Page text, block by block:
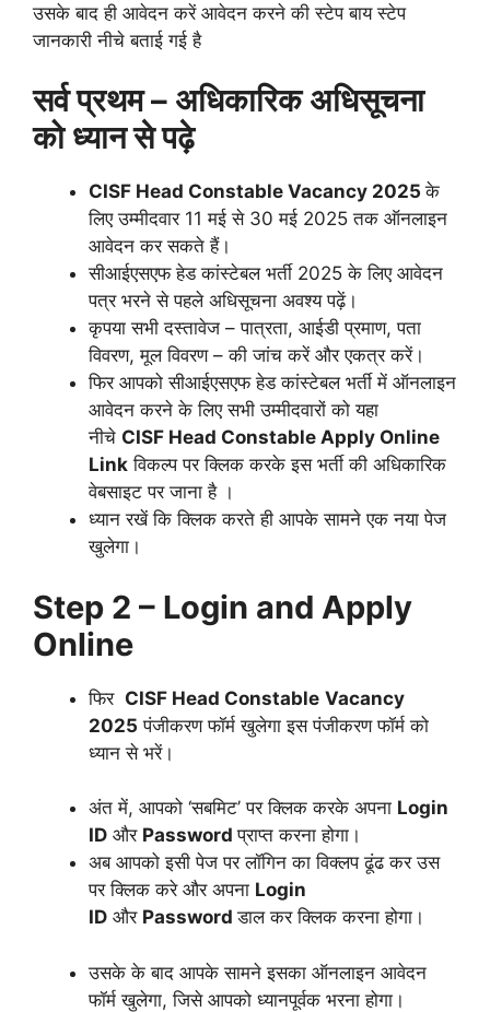
उसके बाद ही आवेदन करें आवेदन करने की स्टेप बाय स्टेप
जानकारी नीचे बताई गई है
सर्व प्रथम – अधिकारिक अधिसूचना
को ध्यान से पढ़े
CISF Head Constable Vacancy 2025के
लिए उम्मीदवार 11 मई से 30 मई 2025 तक ऑनलाइन
आवेदन कर सकते हैं।
सीआईएसएफ हेड कांस्टेबल भर्ती 2025 के लिए आवेदन
पत्र भरने से पहले अधिसूचना अवश्य पढ़ें।
कृपया सभी दस्तावेज – पात्रता, आईडी प्रमाण, पता
विवरण, मूल विवरण – की जांच करें और एकत्र करें।
फिर आपको सीआईएसएफ हेड कांस्टेबल भर्ती में ऑनलाइन
आवेदन करने के लिए सभी उम्मीदवारों को यहा
नीचे CISF Head Constable Apply Online
Link विकल्प पर क्लिक करके इस भर्ती की अधिकारिक
वेबसाइट पर जाना है ।
ध्यान रखें कि क्लिक करते ही आपके सामने एक नया पेज
खुलेगा।
Step 2 – Login and Apply
Online
फिर CISF Head Constable Vacancy
2025 पंजीकरण फॉर्म खुलेगा इस पंजीकरण फॉर्म को
ध्यान से भरें।
अंत में, आपको ‘सबमिट’ पर क्लिक करके अपना Login
ID और Passwordप्राप्त करना होगा।
अब आपको इसी पेज पर लॉगिन का विक्लप ढूंढ कर उस
पर क्लिक करे और अपना Login
ID और Passwordडाल कर क्लिक करना होगा।
उसके के बाद आपके सामने इसका ऑनलाइन आवेदन
फॉर्म खुलेगा, जिसे आपको ध्यानपूर्वक भरना होगा।